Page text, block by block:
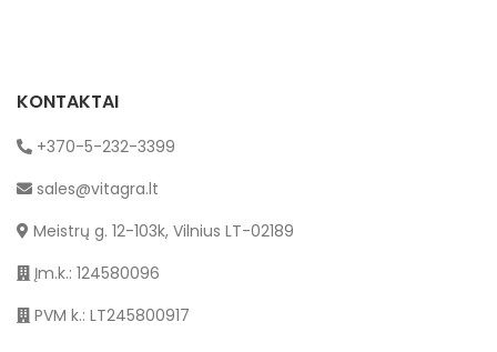
KONTAKTAI
+370-5-232-3399
sales@vitagra.lt
Meistrų g. 12-103k, Vilnius LT-02189
Įm.k.: 124580096
PVM k.: LT245800917